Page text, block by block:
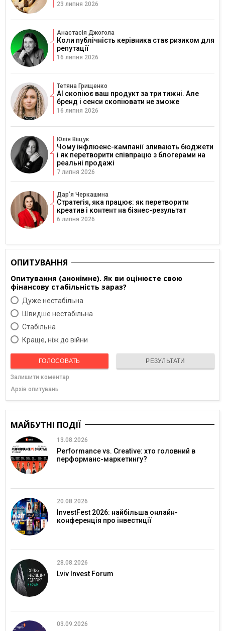
23 липня 2026
Анастасія Джогола
Коли публічність керівника стає ризиком для
репутації
16 липня 2026
Тетяна Грищенко
AI скопіює ваш продукт за три тижні. Але
бренд і сенси скопіювати не зможе
16 липня 2026
Юлія Віщук
Чому інфлюенс-кампанії зливають бюджети
і як перетворити співпрацю з блогерами на
реальні продажі
7 липня 2026
Дарʼя Черкашина
Стратегія, яка працює: як перетворити
креатив і контент на бізнес-результат
6 липня 2026
ОПИТУВАННЯ
Опитування (анонімне). Як ви оцінюєте свою
фінансову стабільність зараз?
Дуже нестабільна
Швидше нестабільна
Cтабільна
Краще, ніж до війни
ГОЛОСОВАТЬ РЕЗУЛЬТАТИ
Залишити коментар
Архів опитувань
МАЙБУТНІ ПОДІЇ
13.08.2026
Performance vs. Creative: хто головний в
перформанс-маркетингу?
20.08.2026
InvestFest 2026: найбільша онлайн-
конференція про інвестиції
28.08.2026
Lviv Invest Forum
03.09.2026